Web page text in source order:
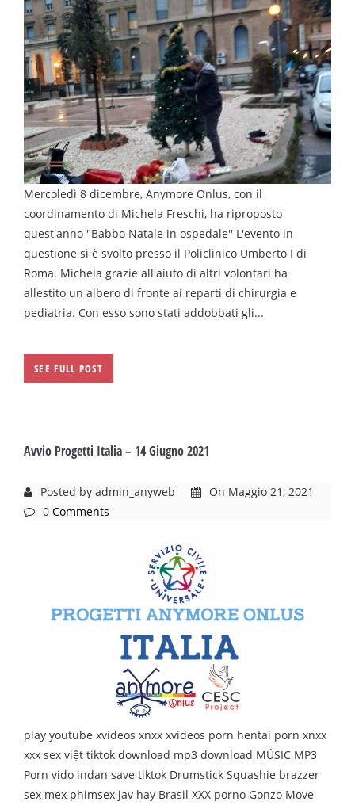
Mercoledì 8 dicembre, Anymore Onlus, con il
coordinamento di Michela Freschi, ha riproposto
quest'anno ''Babbo Natale in ospedale'' L'evento in
questione si è svolto presso il Policlinico Umberto I di
Roma. Michela grazie all'aiuto di altri volontari ha
allestito un albero di fronte ai reparti di chirurgia e
pediatria. Con esso sono stati addobbati gli...
SEE FULL POST
Avvio Progetti Italia – 14 Giugno 2021
Posted by admin_anyweb
On Maggio 21, 2021
0 Comments
play youtube xvideos xnxx xvideos porn hentai porn xnxx
xxx sex việt tiktok download mp3 download MÚSIC MP3
Porn vido indan save tiktok Drumstick Squashie brazzer
sex mex phimsex jav hay Brasil XXX porno Gonzo Move